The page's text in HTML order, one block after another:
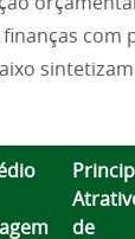
com
de